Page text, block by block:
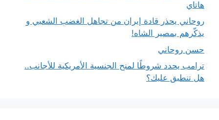
هاتاي
روحاني يحذر قادة إيران من تجاهل الغضب الشعبي و
يذكّرهم بمصير الشاه!
حسن روحاني
ترامب يحدد شروطًا لمنح الجنسية الأمريكية للأجانب..
هل تنطبق عليك؟